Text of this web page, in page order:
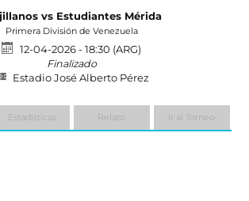
vs Estudiantes Mérida
Primera División de Venezuela
12-04-2026 - 18:30 (ARG)
Finalizado
Estadio José Alberto Pérez
Estadísticas Relato Ir al Torneo